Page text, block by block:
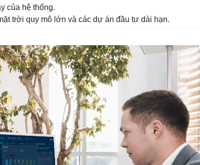
của hệ thống.
trời quy mô lớn và các dự án đầu tư dài hạn.